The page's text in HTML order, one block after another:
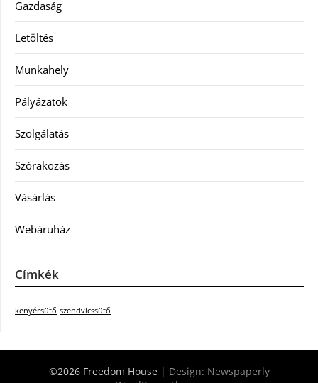
Gazdaság
Letöltés
Munkahely
Pályázatok
Szolgálatás
Szórakozás
Vásárlás
Webáruház
Címkék
kenyérsütő szendvicssütő
©2026 Freedom House | Design: Newspaperly